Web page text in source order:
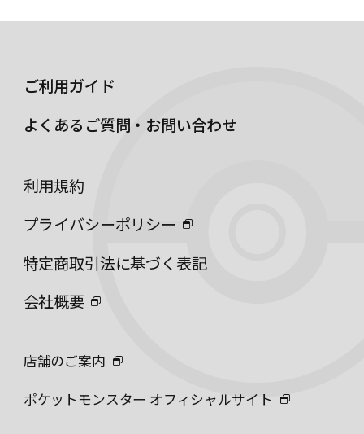
ご利用ガイド
よくあるご質問・お問い合わせ
利用規約
プライバシーポリシー
特定商取引法に基づく表記
会社概要
店舗のご案内
ポケットモンスター オフィシャルサイト